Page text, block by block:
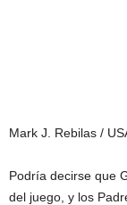
Mark J. Rebilas /
Podría decirse que
del juego, y los